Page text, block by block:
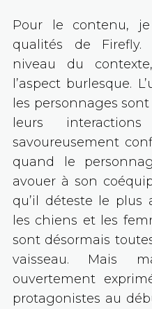
Pour le contenu, je
qualités de Firefly.
niveau du
l’aspect burlesque.
les personnages
leurs
savoureusement
quand le
avouer à son
qu’il déteste le plus
les chiens et les
sont désormais
vaisseau. Mais
ouvertement
protagonistes au